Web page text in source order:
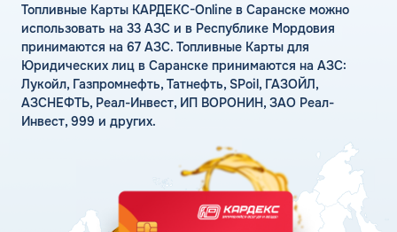
Аdblue
Шиномонтаж
Вопросы и Ответы
АЗС Тебойл
АЗС Газпром
АЗС Сургутнефтегаз
АЗС Нефтьмагистраль
Дизельное топливо
Топливные бренды
Наши города
Калькулятор расхода топлива
Электронный Документооборот (ЭДО)
Аналитика и Рекомендации
Умный Личный Кабинет
Уведомления об окончании баланса
КОМПАНИЯ
О компании
Контакты+7 (499) 322-22-95
info@card-oil.ru
Карта АЗС
Топливные Карты КАРДЕКС-Online в Саранске можно
использовать на 33 АЗС и в Республике Мордовия
принимаются на 67 АЗС. Топливные Карты для
Юридических лиц в Саранске принимаются на АЗС:
Лукойл, Газпромнефть, Татнефть, SPoil, ГАЗОЙЛ,
АЗСНЕФТЬ, Реал-Инвест, ИП ВОРОНИН, ЗАО Реал-
Инвест, 999 и других.